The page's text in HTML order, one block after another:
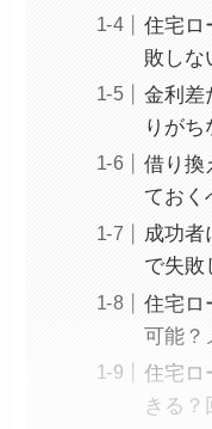
住宅ロ
敗しな
金利差
りが
借り換
ておく
成功者
で失敗
住宅ロ
可能？
住宅ロ
きる？